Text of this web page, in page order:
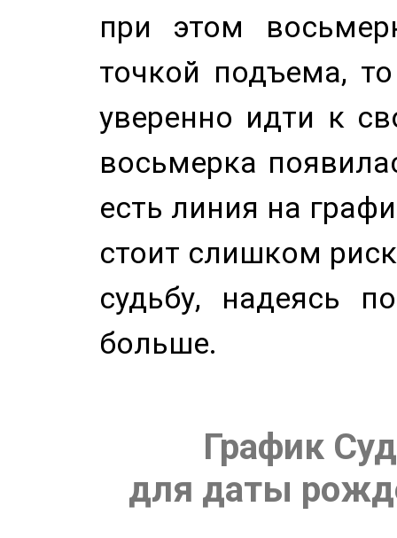
при этом
точкой подъема,
уверенно идти к
восьмерка
есть линия на
стоит слишком
судьбу, надеясь
больше.
График
для даты